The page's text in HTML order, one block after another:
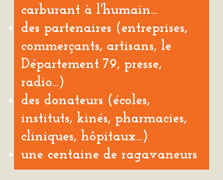
carburant à l'humain...
des partenaires (entreprises,
commerçants, artisans, le
Département 79, presse,
radio...)
des donateurs (écoles,
instituts, kinés, pharmacies,
cliniques, hôpitaux...)
une centaine de ragavaneurs